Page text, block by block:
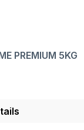
PREMIUM 5KG